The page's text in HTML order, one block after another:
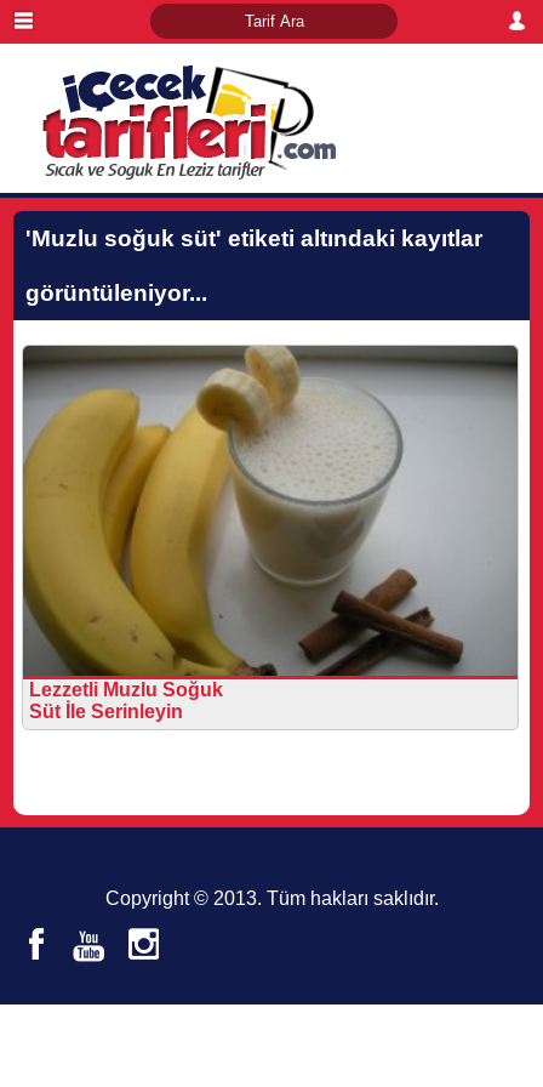
'Muzlu soğuk süt' etiketi altındaki kayıtlar
görüntüleniyor...
Lezzetli Muzlu Soğuk
Süt İle Serinleyin
Copyright © 2013. Tüm hakları saklıdır.